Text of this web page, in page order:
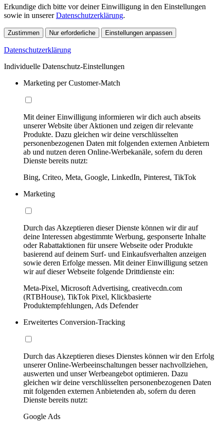
Erkundige dich bitte vor deiner Einwilligung in den Einstellungen
sowie in unsererDatenschutzerklärung.
Zustimmen Nur erforderliche Einstellungen anpassen
Datenschutzerklärung
Individuelle Datenschutz-Einstellungen
Marketing per Customer-Match
Mit deiner Einwilligung informieren wir dich auch abseits
unserer Website über Aktionen und zeigen dir relevante
Produkte. Dazu gleichen wir deine verschlüsselten
personenbezogenen Daten mit folgenden externen Anbietern
ab und nutzen deren Online-Werbekanäle, sofern du deren
Dienste bereits nutzt:
Bing, Criteo, Meta, Google, LinkedIn, Pinterest, TikTok
Marketing
Durch das Akzeptieren dieser Dienste können wir dir auf
deine Interessen abgestimmte Werbung, gesponserte Inhalte
oder Rabattaktionen für unsere Webseite oder Produkte
basierend auf deinem Surf- und Einkaufsverhalten anzeigen
sowie deren Erfolge messen. Mit deiner Einwilligung setzen
wir auf dieser Webseite folgende Drittdienste ein:
Meta-Pixel, Microsoft Advertising, creativecdn.com
(RTBHouse), TikTok Pixel, Klickbasierte
Produktempfehlungen, Ads Defender
Erweitertes Conversion-Tracking
Durch das Akzeptieren dieses Dienstes können wir den Erfolg
unserer Online-Werbeeinschaltungen besser nachvollziehen,
auswerten und unser Werbeangebot optimieren. Dazu
gleichen wir deine verschlüsselten personenbezogenen Daten
mit folgenden externen Anbietenden ab, sofern du deren
Dienste bereits nutzt:
Google Ads